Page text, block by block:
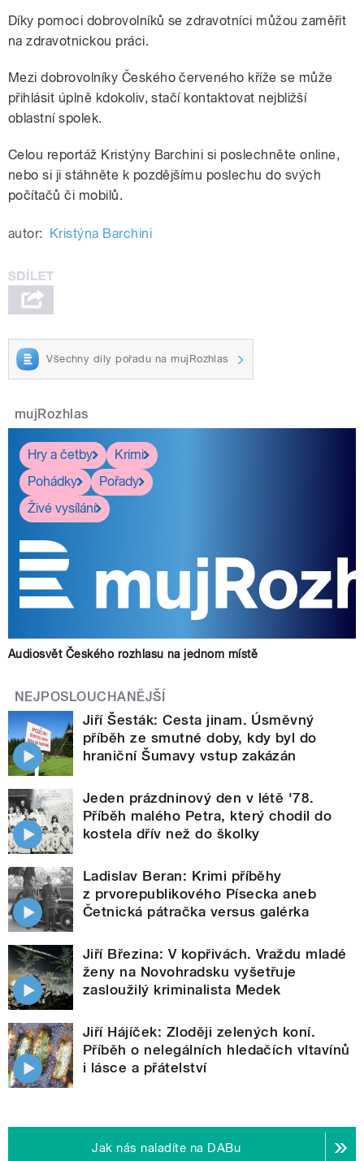
Díky pomoci dobrovolníků se zdravotníci můžou zaměřit
na zdravotnickou práci.
Mezi dobrovolníky Českého červeného kříže se může
přihlásit úplně kdokoliv, stačí kontaktovat nejbližší
oblastní spolek.
Celou reportáž Kristýny Barchini si poslechněte online,
nebo si ji stáhněte k pozdějšímu poslechu do svých
počítačů či mobilů.
autor: Kristýna Barchini
Všechny díly pořadu na mujRozhlas
mujRozhlas
Hry a četby
Krimi
Pohádky
Pořady
Živé vysílání
Audiosvět Českého rozhlasu na jednom místě
NEJPOSLOUCHANĚJŠÍ
Jiří Šesták: Cesta jinam. Úsměvný
příběh ze smutné doby, kdy byl do
hraniční Šumavy vstup zakázán
Jeden prázdninový den v létě '78.
Příběh malého Petra, který chodil do
kostela dřív než do školky
Ladislav Beran: Krimi příběhy
z prvorepublikového Písecka aneb
Četnická pátračka versus galérka
Jiří Březina: V kopřivách. Vraždu mladé
ženy na Novohradsku vyšetřuje
zasloužilý kriminalista Medek
Jiří Hájíček: Zloději zelených koní.
Příběh o nelegálních hledačích vltavínů
i lásce a přátelství
Jak nás naladíte na DABu